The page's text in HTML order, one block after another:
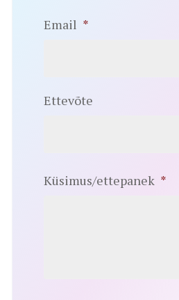
Email *
Ettevõte
Küsimus/ettepanek *